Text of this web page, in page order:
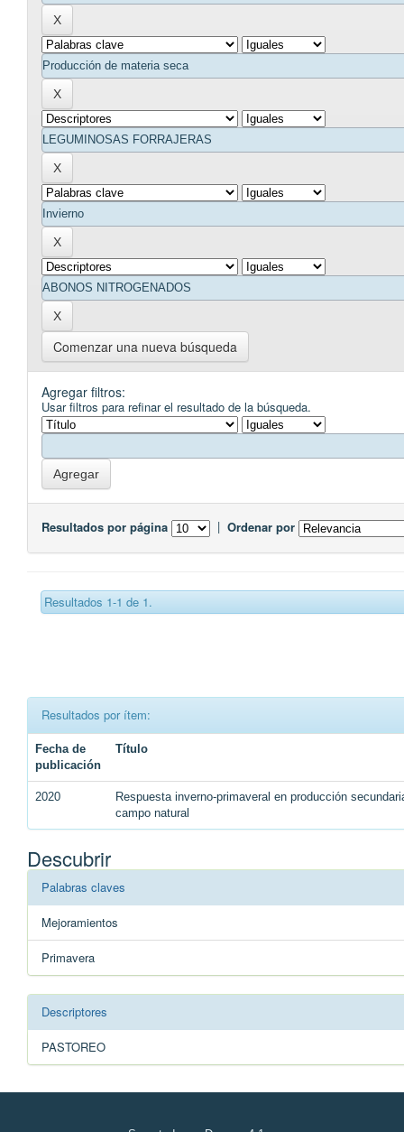
Comenzar una nueva búsqueda
Agregar filtros:
Usar filtros para refinar el resultado de la búsqueda.
Resultados por página | Ordenar por
Resultados 1-1 de 1.
Resultados por ítem:
Fecha de
publicación
Título
2020
Respuesta inverno-primaveral en producción
campo natural
Descubrir
Palabras claves
Mejoramientos
Primavera
Descriptores
PASTOREO